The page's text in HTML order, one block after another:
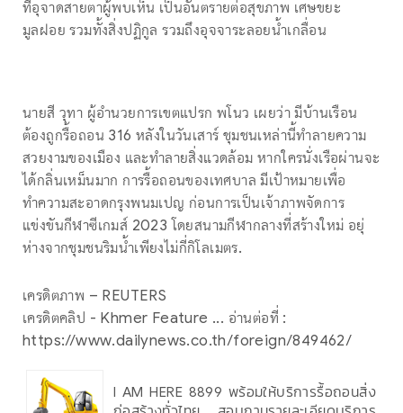
ที่อุจาดสายตาผู้พบเห็น เป็นอันตรายต่อสุขภาพ เศษขยะ
มูลฝอย รวมทั้งสิ่งปฏิกูล รวมถึงอุจจาระลอยน้ำเกลื่อน
นายสี วุทา ผู้อำนวยการเขตแปรก พโนว เผยว่า มีบ้านเรือน
ต้องถูกรื้อถอน 316 หลังในวันเสาร์ ชุมชนเหล่านี้ทำลายความ
สวยงามของเมือง และทำลายสิ่งแวดล้อม หากใครนั่งเรือผ่านจะ
ได้กลิ่นเหม็นมาก การรื้อถอนของเทศบาล มีเป้าหมายเพื่อ
ทำความสะอาดกรุงพนมเปญ ก่อนการเป็นเจ้าภาพจัดการ
แข่งขันกีฬาซีเกมส์ 2023 โดยสนามกีฬากลางที่สร้างใหม่ อยุ่
ห่างจากชุมชนริมน้ำเพียงไม่กี่กิโลเมตร.
เครดิตภาพ – REUTERS
เครดิตคลิป - Khmer Feature ... อ่านต่อที่ :
https://www.dailynews.co.th/foreign/849462/
I AM HERE 8899 พร้อมให้บริการรื้อถอนสิ่ง